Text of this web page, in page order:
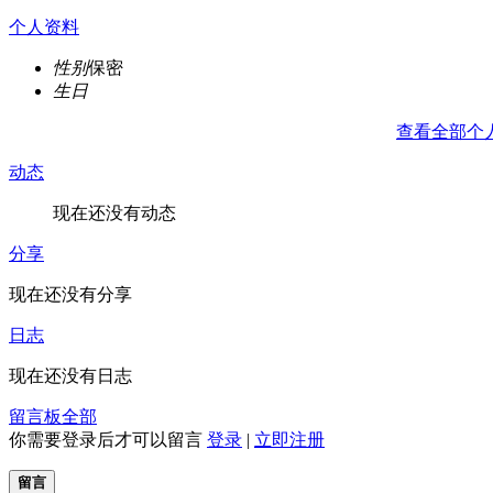
个人资料
性别保密
生日
查看全部个
动态
现在还没有动态
分享
现在还没有分享
日志
现在还没有日志
留言板全部
你需要登录后才可以留言 登录 | 立即注册
留言